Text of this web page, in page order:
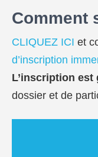
Comment
CLIQUEZ ICI et
d’inscription
L’inscription est
dossier et de